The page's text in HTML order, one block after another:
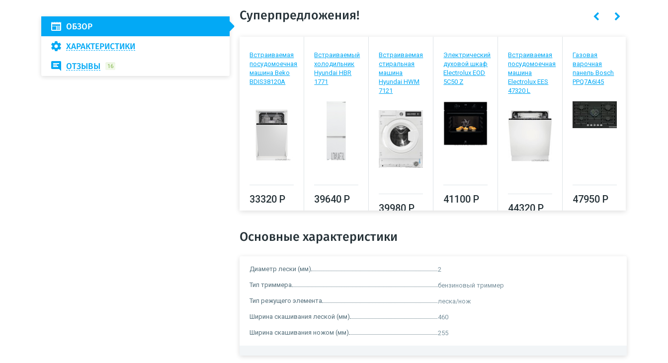
ОБЗОР
ХАРАКТЕРИСТИКИ
ОТЗЫВЫ 16
Суперпредложения!
Встраиваемая
посудомоечная
машина Beko
BDIS38120A
33320 Р
Встраиваемый
холодильник
Hyundai HBR
1771
39640 Р
Встраиваемая
стиральная
машина
Hyundai HWM
7121
39980 Р
Электрический
духовой шкаф
Electrolux EOD
5C50 Z
41100 Р
Встраиваемая
посудомоечная
машина
Electrolux EES
47320 L
44320 Р
Газовая
варочная
панель Bosch
PPQ7A6I45
47950 Р
Основные характеристики
Диаметр лески (мм) 2
Тип триммера бензиновый триммер
Тип режущего элемента леска/нож
Ширина скашивания леской (мм) 460
Ширина скашивания ножом (мм) 255